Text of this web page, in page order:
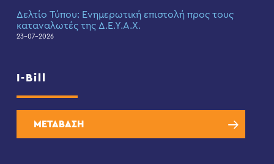
Δελτίο Τύπου: Eνημερωτική επιστολή προς τους
καταναλωτές της Δ.Ε.Υ.Α.Χ.
23-07-2026
I-Bill
ΜΕΤΑΒΑΣΗ